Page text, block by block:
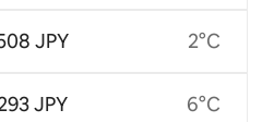
JPY
JPY
2°C
6°C